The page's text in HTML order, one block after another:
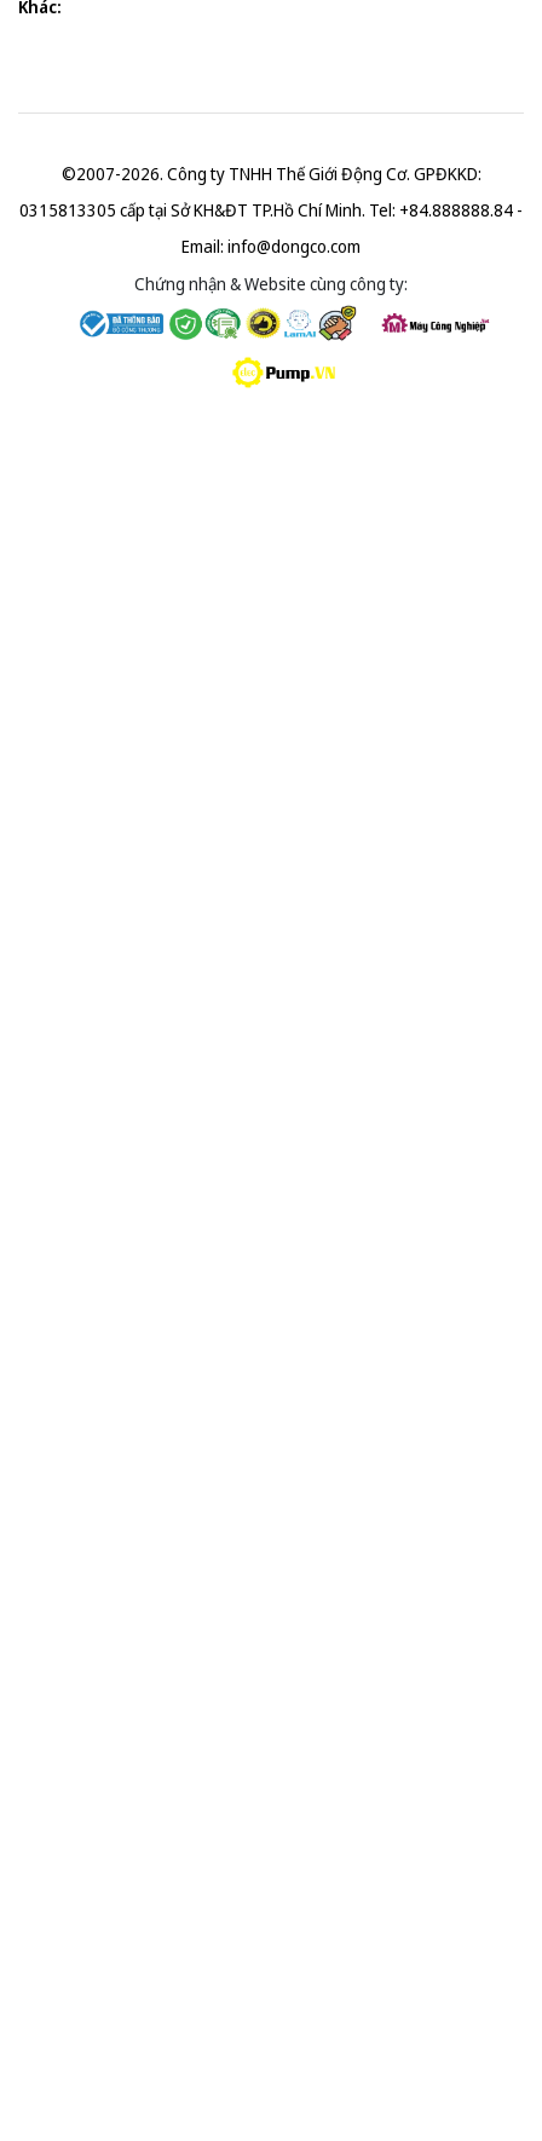
Khác:
©2007-2026. Công ty TNHH Thế Giới Động Cơ. GPĐKKD:
0315813305 cấp tại Sở KH&ĐT TP.Hồ Chí Minh. Tel: +84.888888.84 -
Email: info@dongco.com
Chứng nhận & Website cùng công ty: